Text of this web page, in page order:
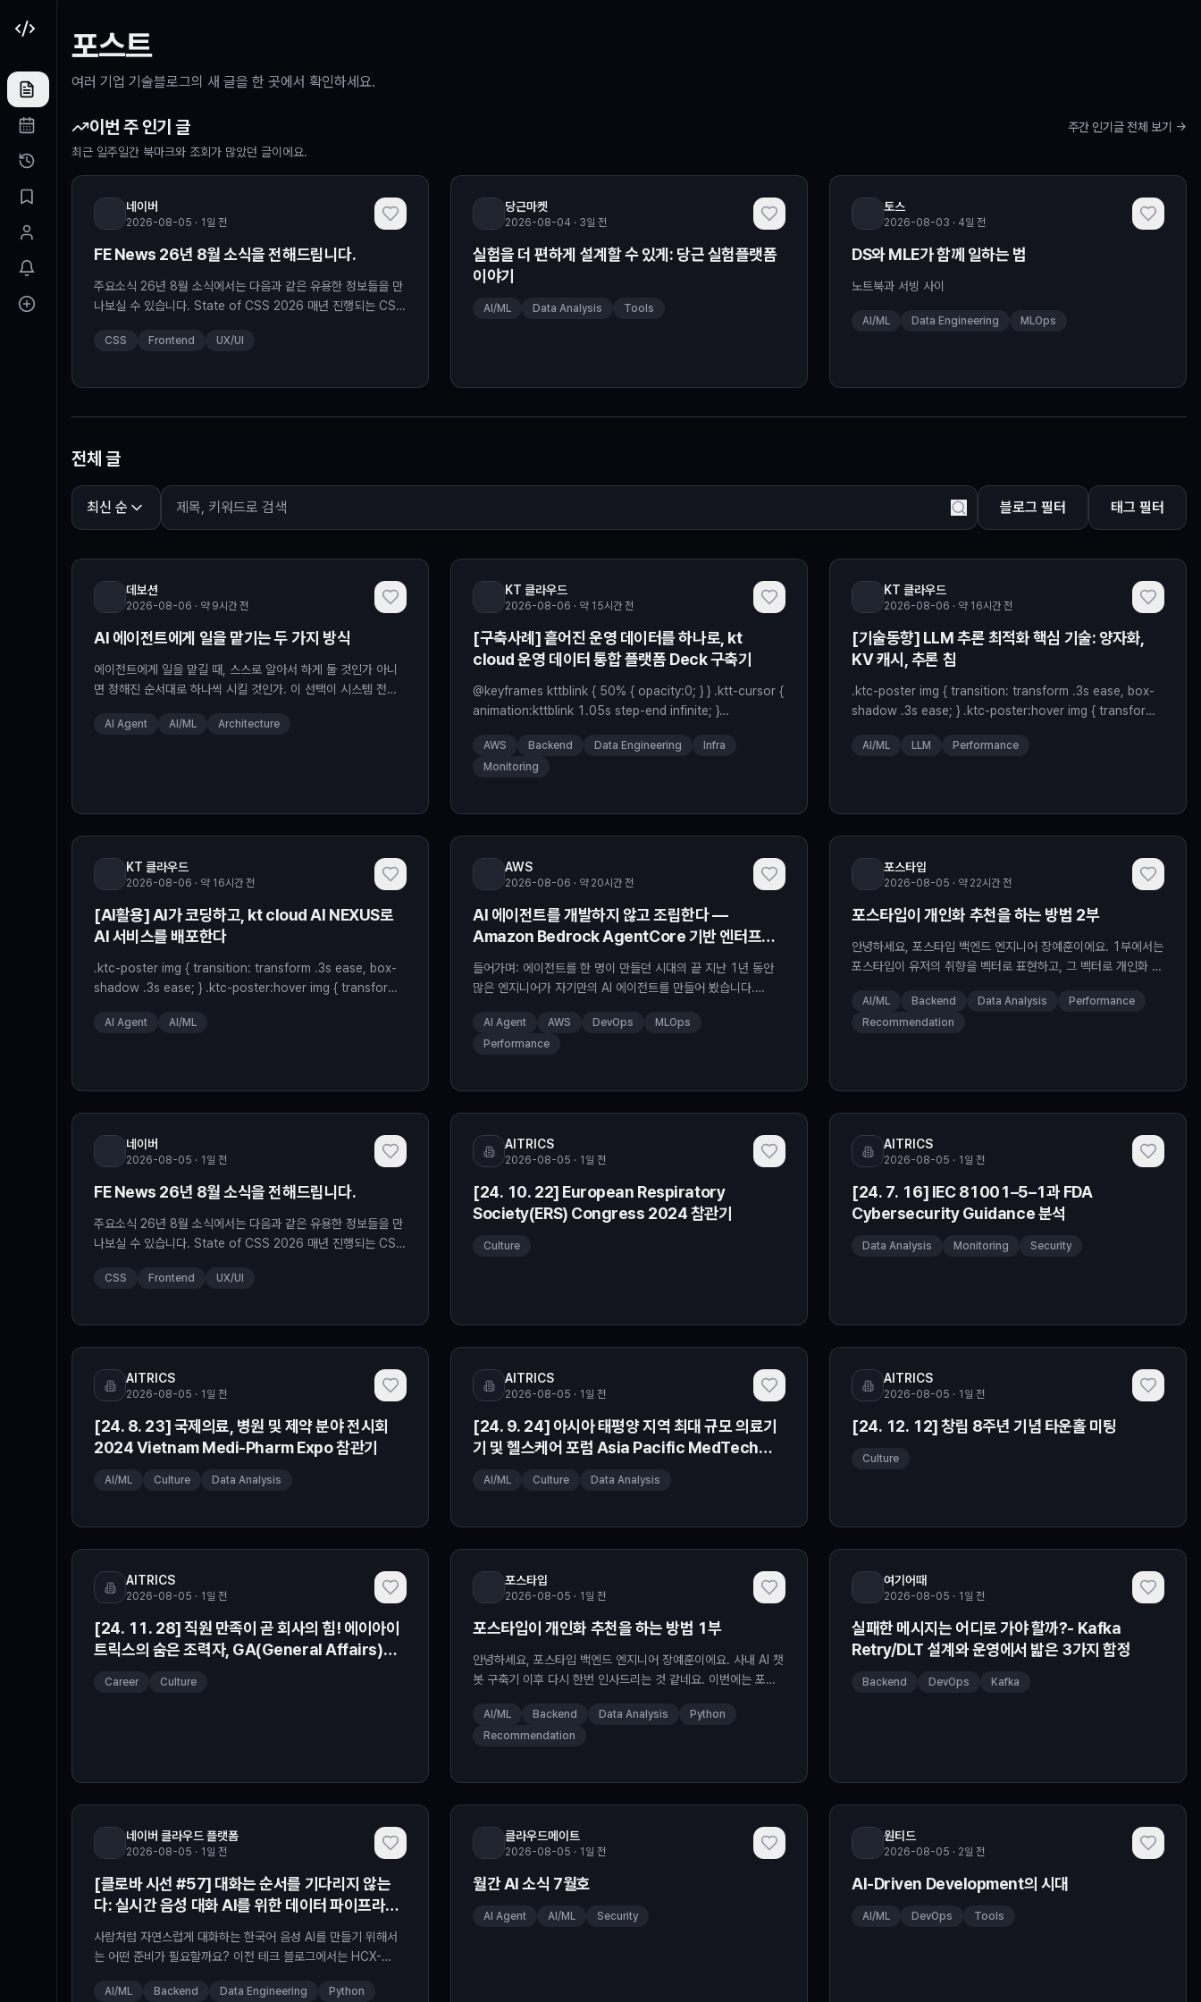
본문 바로가기
포스트
여러 기업 기술블로그의 새 글을 한 곳에서 확인하세요.
이번 주 인기 글
주간 인기글 전체 보기 →
최근 일주일간 북마크와 조회가 많았던 글이에요.
네이버
2026-08-05 · 1일 전
FE News 26년 8월 소식을 전해드립니다.
주요소식 26년 8월 소식에서는 다음과 같은 유용한 정보들을 만
나보실 수 있습니다. State of CSS 2026 매년 진행되는 CSS
5월 15일부터 6월 29일까지 진행되어 4,902명이 응답했고,
기능"과 "브라우저 지원 때문에 쓰지 못해 아쉬운 기능" 양쪽에서
CSS Frontend UX/UI
당근마켓
2026-08-04 · 3일 전
실험을 더 편하게 설계할 수 있게: 당근 실험플랫폼
이야기
AI/ML Data Analysis Tools
토스
2026-08-03 · 4일 전
DS와 MLE가 함께 일하는 법
노트북과 서빙 사이
AI/ML Data Engineering MLOps
전체 글
최신 순 블로그 필터 태그 필터
데보션
2026-08-06 · 약 9시간 전
AI 에이전트에게 일을 맡기는 두 가지 방식
에이전트에게 일을 맡길 때, 스스로 알아서 하게 둘 것인가 아니
면 정해진 순서대로 하나씩 시킬 것인가. 이 선택이 시스템 전체
지는 지점이 다를 뿐입니...
AI Agent AI/ML Architecture
KT 클라우드
2026-08-06 · 약 15시간 전
[구축사례] 흩어진 운영 데이터를 하나로, kt
cloud 운영 데이터 통합 플랫폼 Deck 구축기
@keyframes kttblink { 50% { opacity:0; } } .ktt-cursor {
animation:kttblink 1.05s step-end infinite; }
rgba(63,185,80,0.55); } 70% { box-shadow:0 0 0 6px
rgba(63,185,80,0); } 100% { box-shadow:0 0 0 0
AWS Backend Data Engineering
Infra
Monitoring
KT 클라우드
2026-08-06 · 약 16시간 전
[기술동향] LLM 추론 최적화 핵심 기술: 양자화,
KV 캐시, 추론 칩
.ktc-poster img { transition: transform .3s ease, box-
shadow .3s ease; } .ktc-poster:hover img { transform:
rgba(0,154,135,0.22) !important; } .imageblock img {
AI/ML LLM Performance
KT 클라우드
2026-08-06 · 약 16시간 전
[AI활용] AI가 코딩하고, kt cloud AI NEXUS로
AI 서비스를 배포한다
.ktc-poster img { transition: transform .3s ease, box-
shadow .3s ease; } .ktc-poster:hover img { transform:
rgba(0,154,135,0.22) !important; } .imageblock img {
AI Agent AI/ML
AWS
2026-08-06 · 약 20시간 전
AI 에이전트를 개발하지 않고 조립한다 —
Amazon Bedrock AgentCore 기반 엔터프라
이즈 에이전트 플랫폼
들어가며: 에이전트를 한 명이 만들던 시대의 끝 지난 1년 동안
많은 엔지니어가 자기만의 AI 에이전트를 만들어 봤습니다.
를 점검하는 스크립트, 장애 로그를 요약하는 프롬프트. LLM과
몇 개의 도구를 엮으면 놀랍도록 빠르게 동작하는 에이전트가 나
AI Agent AWS DevOps
MLOps
Performance
포스타입
2026-08-05 · 약 22시간 전
포스타입이 개인화 추천을 하는 방법 2부
안녕하세요, 포스타입 백엔드 엔지니어 장예훈이에요. 1부에서는
포스타입이 유저의 취향을 벡터로 표현하고, 그 벡터로 개인화 추
에서 가까운 포스트를 찾고, 나와 취향이 닮은 유저가 좋아한 걸
추천하고. 결과만 놓고 보면 꽤 매끄러운 여정처럼 보였을지도 모
AI/ML Backend Data Analysis
Performance
Recommendation
네이버
2026-08-05 · 1일 전
FE News 26년 8월 소식을 전해드립니다.
주요소식 26년 8월 소식에서는 다음과 같은 유용한 정보들을 만
나보실 수 있습니다. State of CSS 2026 매년 진행되는 CSS
5월 15일부터 6월 29일까지 진행되어 4,902명이 응답했고,
기능"과 "브라우저 지원 때문에 쓰지 못해 아쉬운 기능" 양쪽에서
CSS Frontend UX/UI
AITRICS
2026-08-05 · 1일 전
[24. 10. 22] European Respiratory
Society(ERS) Congress 2024 참관기
Culture
AITRICS
2026-08-05 · 1일 전
[24. 7. 16] IEC 81001–5–1과 FDA
Cybersecurity Guidance 분석
Data Analysis Monitoring Security
AITRICS
2026-08-05 · 1일 전
[24. 8. 23] 국제의료, 병원 및 제약 분야 전시회
2024 Vietnam Medi-Pharm Expo 참관기
AI/ML Culture Data Analysis
AITRICS
2026-08-05 · 1일 전
[24. 9. 24] 아시아 태평양 지역 최대 규모 의료기
기 및 헬스케어 포럼 Asia Pacific MedTech
AI/ML Culture Data Analysis
AITRICS
2026-08-05 · 1일 전
[24. 12. 12] 창립 8주년 기념 타운홀 미팅
Culture
AITRICS
2026-08-05 · 1일 전
[24. 11. 28] 직원 만족이 곧 회사의 힘! 에이아이
트릭스의 숨은 조력자, GA(General Affairs)를
Career Culture
포스타입
2026-08-05 · 1일 전
포스타입이 개인화 추천을 하는 방법 1부
안녕하세요, 포스타입 백엔드 엔지니어 장예훈이에요. 사내 AI 챗
봇 구축기 이후 다시 한번 인사드리는 것 같네요. 이번에는 포스
용과 성과, 트러블슈팅 과정을 공유해보려 합니다. 포스타입은 유
저에게 최적의 포스트를 추천하려고 여러 시도를 하고 있어요. 그
AI/ML Backend Data Analysis
Python
Recommendation
여기어때
2026-08-05 · 1일 전
실패한 메시지는 어디로 가야 할까?- Kafka
Retry/DLT 설계와 운영에서 밟은 3가지 함정
Backend DevOps Kafka
네이버 클라우드 플랫폼
2026-08-05 · 1일 전
[클로바 시선 #57] 대화는 순서를 기다리지 않는
다: 실시간 음성 대화 AI를 위한 데이터 파이프라인
사람처럼 자연스럽게 대화하는 한국어 음성 AI를 만들기 위해서
는 어떤 준비가 필요할까요? 이전 테크 블로그에서는 HCX-
이해하고, ✔️ 더 자연스럽게 말하는 방향으로 확장되고 있음을 설
AI/ML Backend Data Engineering Python
클라우드메이트
2026-08-05 · 1일 전
월간 AI 소식 7월호
AI Agent AI/ML Security
원티드
2026-08-05 · 2일 전
AI-Driven Development의 시대
AI/ML DevOps Tools